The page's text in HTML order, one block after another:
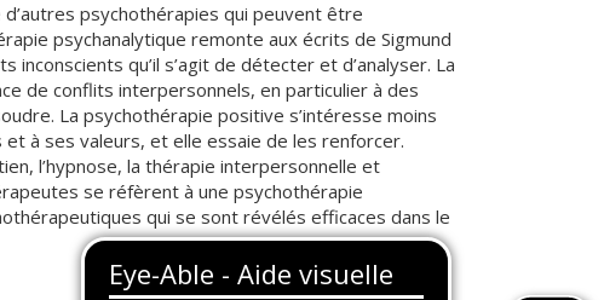
psychothérapies qui peuvent être
psychanalytique remonte aux écrits de Sigmund
qu’il s’agit de détecter et d’analyser. La
de conflits interpersonnels, en particulier à des
La psychothérapie positive s’intéresse moins
à ses valeurs, et elle essaie de les renforcer.
l’hypnose, la thérapie interpersonnelle et
se réfèrent à une psychothérapie
qui se sont révélés efficaces dans le